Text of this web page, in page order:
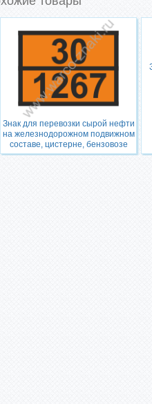
Знак для перевозки сырой нефти
на железнодорожном подвижном
составе, цистерне, бензовозе